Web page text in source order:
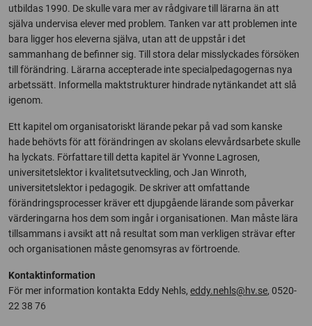
utbildas 1990. De skulle vara mer av rådgivare till lärarna än att
själva undervisa elever med problem. Tanken var att problemen inte
bara ligger hos eleverna själva, utan att de uppstår i det
sammanhang de befinner sig. Till stora delar misslyckades försöken
till förändring. Lärarna accepterade inte specialpedagogernas nya
arbetssätt. Informella maktstrukturer hindrade nytänkandet att slå
igenom.
Ett kapitel om organisatoriskt lärande pekar på vad som kanske
hade behövts för att förändringen av skolans elevvårdsarbete skulle
ha lyckats. Författare till detta kapitel är Yvonne Lagrosen,
universitetslektor i kvalitetsutveckling, och Jan Winroth,
universitetslektor i pedagogik. De skriver att omfattande
förändringsprocesser kräver ett djupgående lärande som påverkar
värderingarna hos dem som ingår i organisationen. Man måste lära
tillsammans i avsikt att nå resultat som man verkligen strävar efter
och organisationen måste genomsyras av förtroende.
Kontaktinformation
För mer information kontakta Eddy Nehls, eddy.nehls@hv.se, 0520-
22 38 76